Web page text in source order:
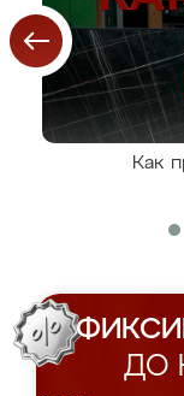
Как
ДО